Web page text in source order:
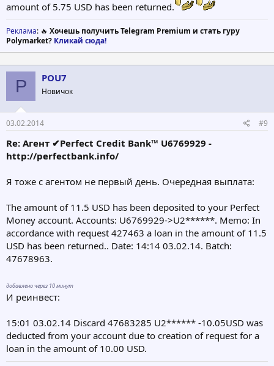
amount of 5.75 USD has been returned.
Реклама: 🔥 Хочешь получить Telegram Premium и стать гуру
Polymarket? Кликай сюда!
P POU7
Новичок
03.02.2014 #9
Re: Агент ✔Perfect Credit Bank™ U6769929 -
http://perfectbank.info/
Я тоже с агентом не первый день. Очередная выплата:
The amount of 11.5 USD has been deposited to your Perfect
Money account. Accounts: U6769929->U2******. Memo: In
accordance with request 427463 a loan in the amount of 11.5
USD has been returned.. Date: 14:14 03.02.14. Batch:
47678963.
добавлено через 10 минут
И реинвест:
15:01 03.02.14 Discard 47683285 U2****** -10.05USD was
deducted from your account due to creation of request for a
loan in the amount of 10.00 USD.